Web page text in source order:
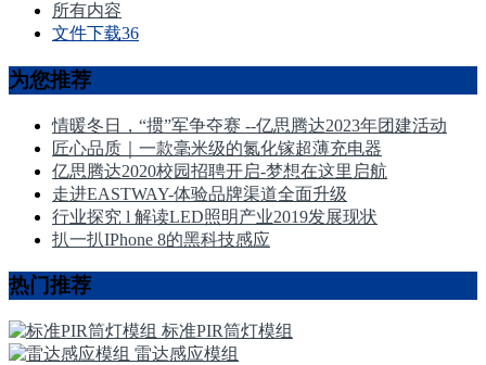
所有内容
文件下载36
为您推荐
情暖冬日，“掼”军争夺赛 --亿思腾达2023年团建活动
匠心品质｜一款毫米级的氮化镓超薄充电器
亿思腾达2020校园招聘开启-梦想在这里启航
走进EASTWAY-体验品牌渠道全面升级
行业探究 l 解读LED照明产业2019发展现状
扒一扒IPhone 8的黑科技感应
热门推荐
标准PIR筒灯模组
雷达感应模组